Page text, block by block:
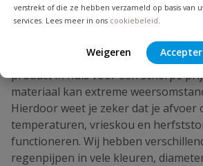
verstrekt of die ze hebben verzameld op basis van
services. Lees meer in ons cookiebeleid
Weigeren
Regenpijp PVC voordelig in
Met een regenpijp van PVC haal je
product in huis voor een scherpe
materiaal kan extreme
Hierdoor weet je zeker dat je afvoer
temperaturen, vrieskou en
functioneren. Wij hebben
regenpijpen in vele kleuren,